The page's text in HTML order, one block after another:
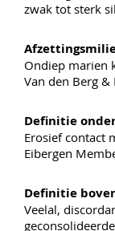
zwak tot sterk
Ondiep marien
Van den Berg
Definitie
Erosief contact
Eibergen
Definitie
Veelal,